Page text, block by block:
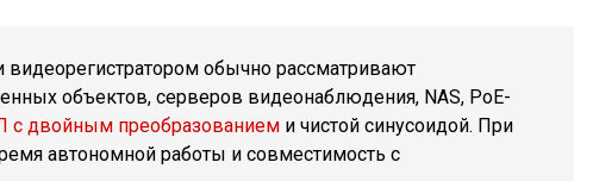
обычно рассматривают
объектов, серверов видеонаблюдения, NAS, PoE-
с двойным преобразованием и чистой синусоидой. При
автономной работы и совместимость с